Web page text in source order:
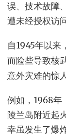
误、技术故障
遭未经授权访
自1945年以来
而险些导致核
意外灾难的惊
例如，1968年
陵兰岛附近起
幸虽发生了爆